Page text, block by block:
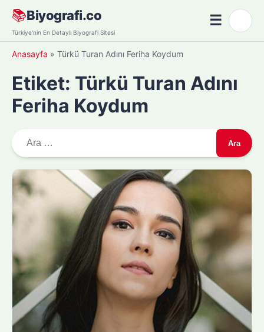
Skip
content
📚Biyografi.co
Türkiye'nin En Detaylı Biyografi Sitesi
☰Menü
Anasayfa » Türkü Turan Adını Feriha Koydum
Etiket: Türkü Turan Adını
Feriha Koydum
r
m
a
: